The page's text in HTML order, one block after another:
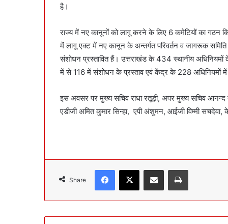
है।
राज्य में नए कानूनों को लागू करने के लिए 6 कमेटियों का गठन
में लागू एक्ट में नए कानून के अन्तर्गत परिवर्तन व जागरूक
संशोधन प्रस्तावित हैं। उत्तराखंड के 434 स्थानीय
में से 116 में संशोधन के प्रस्ताव एवं केंद्र के 228 अधिनियमों में
इस अवसर पर मुख्य सचिव राधा रतूड़ी, अपर मुख्य सचिव
एडीजी अमित कुमार सिन्हा, एपी अंशुमन, आईजी विम्मी
Share